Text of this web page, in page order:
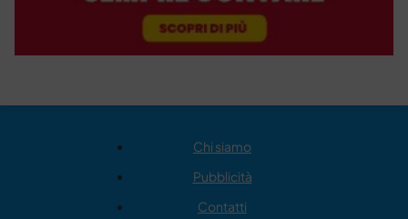
Chi siamo
Pubblicità
Contatti